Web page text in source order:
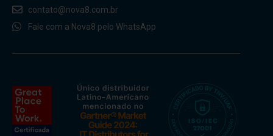
contato@nova8.com.br
Fale com a Nova8 pelo WhatsApp